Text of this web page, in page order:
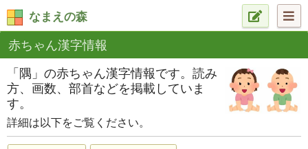
なまえの森
赤ちゃん漢字情報
「隅」の赤ちゃん漢字情報です。読み
方、画数、部首などを掲載していま
す。
詳細は以下をご覧ください。